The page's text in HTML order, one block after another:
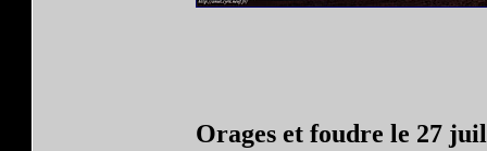
Orages et foudre le 27